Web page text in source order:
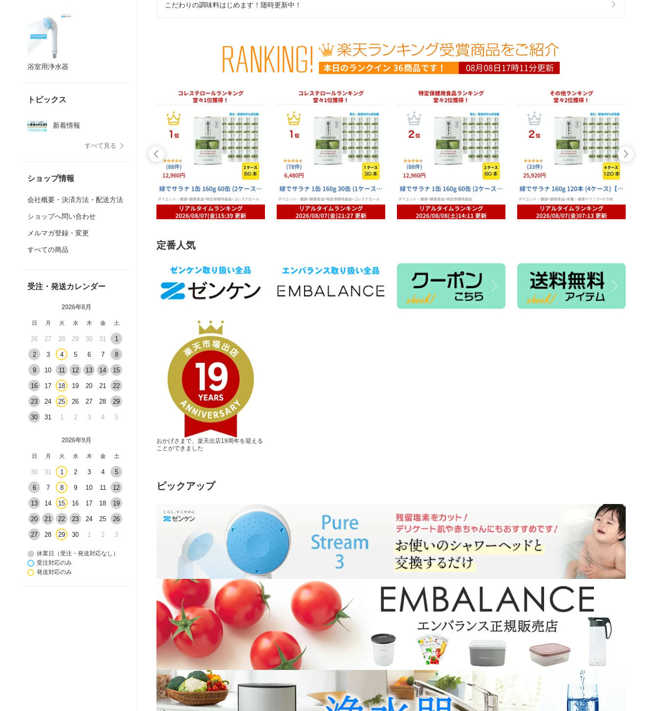
浴室用浄水器
トピックス
新着情報
すべて見る
ショップ情報
会社概要・決済方法・配送方法
ショップへ問い合わせ
メルマガ登録・変更
すべての商品
受注・発送カレンダー
2026年8月
日 月 火 水 木 金 土
26 27 28 29 30 31 1
2 3 4 5 6 7 8
9 10 11 12 13 14 15
16 17 18 19 20 21 22
23 24 25 26 27 28 29
30 31 1 2 3 4 5
2026年9月
日 月 火 水 木 金 土
30 31 1 2 3 4 5
6 7 8 9 10 11 12
13 14 15 16 17 18 19
20 21 22 23 24 25 26
27 28 29 30 1 2 3
休業日（受注・発送対応なし）
受注対応のみ
発送対応のみ
こだわりの調味料はじめます！随時更新中！
定番人気
おかげさまで、楽天出店19周年を迎える
ことができました
ピックアップ